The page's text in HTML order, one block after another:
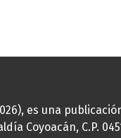
es una
Coyoacán, C.P.